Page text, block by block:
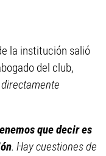
la institución salió
del club,
que decir es
. Hay cuestiones de